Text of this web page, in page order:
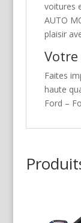
voitures
AUTO
plaisir
Votre
Faites
haute
Ford –